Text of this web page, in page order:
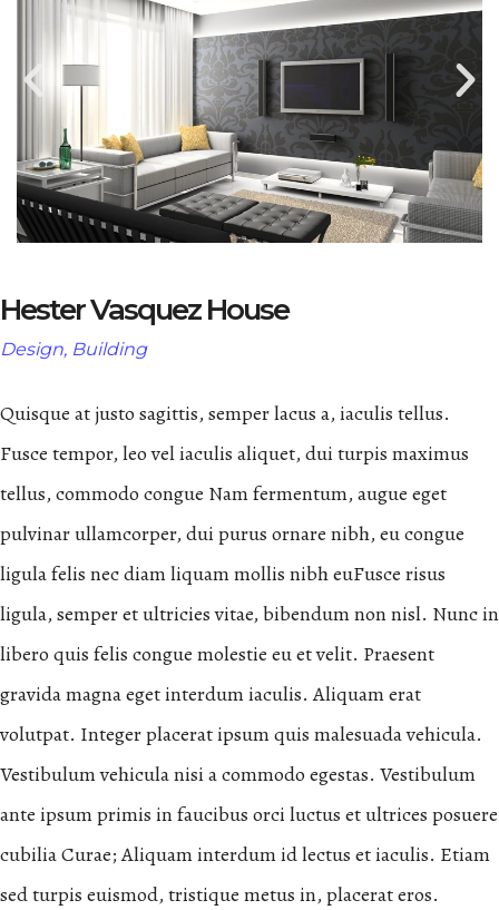
Hester Vasquez House
Design, Building
Quisque at justo sagittis, semper lacus a, iaculis tellus.
Fusce tempor, leo vel iaculis aliquet, dui turpis maximus
tellus, commodo congue Nam fermentum, augue eget
pulvinar ullamcorper, dui purus ornare nibh, eu congue
ligula felis nec diam liquam mollis nibh euFusce risus
ligula, semper et ultricies vitae, bibendum non nisl. Nunc in
libero quis felis congue molestie eu et velit. Praesent
gravida magna eget interdum iaculis. Aliquam erat
volutpat. Integer placerat ipsum quis malesuada vehicula.
Vestibulum vehicula nisi a commodo egestas. Vestibulum
ante ipsum primis in faucibus orci luctus et ultrices posuere
cubilia Curae; Aliquam interdum id lectus et iaculis. Etiam
sed turpis euismod, tristique metus in, placerat eros.